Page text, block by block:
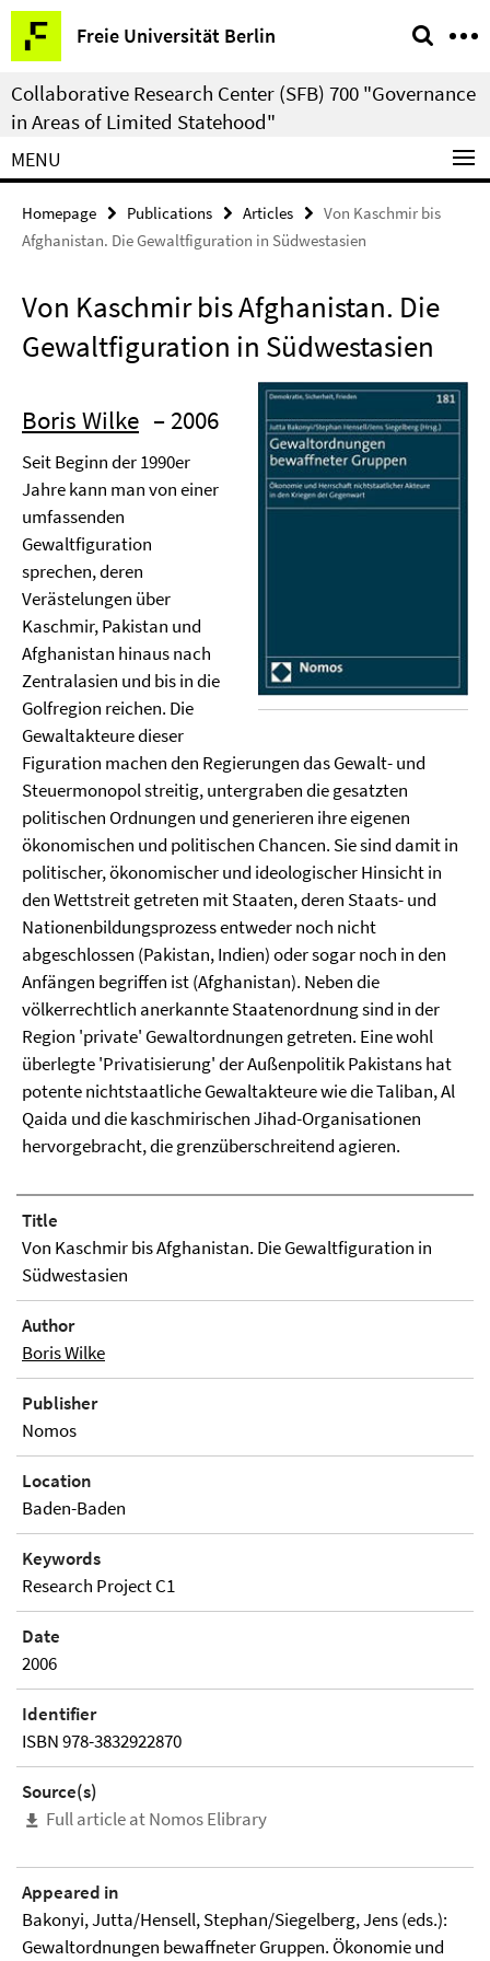
Springe
direkt
zu
Inhalt
Freie Universität Berlin
Service
Navigation
Collaborative Research Center (SFB) 700 "Governance
in Areas of Limited Statehood"
MENU
Homepage Publications Articles
Von Kaschmir bis
Afghanistan. Die Gewaltfiguration in Südwestasien
Von Kaschmir bis Afghanistan. Die
Gewaltfiguration in Südwestasien
Boris Wilke – 2006
Seit Beginn der 1990er
Jahre kann man von einer
umfassenden
Gewaltfiguration
sprechen, deren
Verästelungen über
Kaschmir, Pakistan und
Afghanistan hinaus nach
Zentralasien und bis in die
Golfregion reichen. Die
Gewaltakteure dieser
Figuration machen den Regierungen das Gewalt- und
Steuermonopol streitig, untergraben die gesatzten
politischen Ordnungen und generieren ihre eigenen
ökonomischen und politischen Chancen. Sie sind damit in
politischer, ökonomischer und ideologischer Hinsicht in
den Wettstreit getreten mit Staaten, deren Staats- und
Nationenbildungsprozess entweder noch nicht
abgeschlossen (Pakistan, Indien) oder sogar noch in den
Anfängen begriffen ist (Afghanistan). Neben die
völkerrechtlich anerkannte Staatenordnung sind in der
Region 'private' Gewaltordnungen getreten. Eine wohl
überlegte 'Privatisierung' der Außenpolitik Pakistans hat
potente nichtstaatliche Gewaltakteure wie die Taliban, Al
Qaida und die kaschmirischen Jihad-Organisationen
hervorgebracht, die grenzüberschreitend agieren.
Title
Von Kaschmir bis Afghanistan. Die Gewaltfiguration in
Südwestasien
Author
Boris Wilke
Publisher
Nomos
Location
Baden-Baden
Keywords
Research Project C1
Date
2006
Identifier
ISBN 978-3832922870
Source(s)
Full article at Nomos Elibrary
Appeared in
Bakonyi, Jutta/Hensell, Stephan/Siegelberg, Jens (eds.):
Gewaltordnungen bewaffneter Gruppen. Ökonomie und